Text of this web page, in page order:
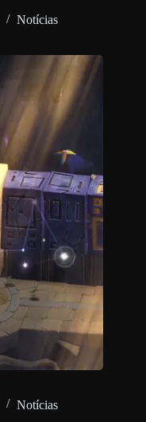
Notícias
Notícias